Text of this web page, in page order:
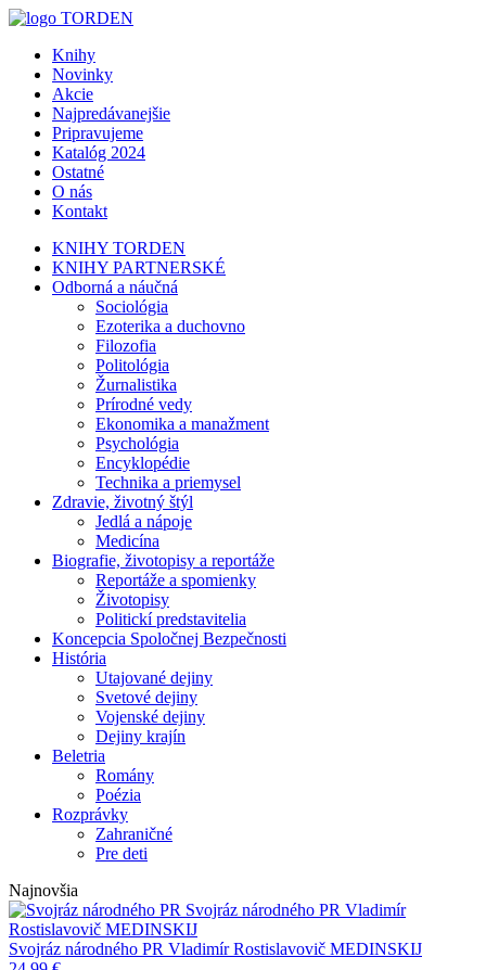
Knihy
Novinky
Akcie
Najpredávanejšie
Pripravujeme
Katalóg 2024
Ostatné
O nás
Kontakt
KNIHY TORDEN
KNIHY PARTNERSKÉ
Odborná a náučná
Sociológia
Ezoterika a duchovno
Filozofia
Politológia
Žurnalistika
Prírodné vedy
Ekonomika a manažment
Psychológia
Encyklopédie
Technika a priemysel
Zdravie, životný štýl
Jedlá a nápoje
Medicína
Biografie, životopisy a reportáže
Reportáže a spomienky
Životopisy
Politickí predstavitelia
Koncepcia Spoločnej Bezpečnosti
História
Utajované dejiny
Svetové dejiny
Vojenské dejiny
Dejiny krajín
Beletria
Romány
Poézia
Rozprávky
Zahraničné
Pre deti
Najnovšia
Svojráz národného PR Vladimír
Rostislavovič MEDINSKIJ
Svojráz národného PR Vladimír Rostislavovič MEDINSKIJ